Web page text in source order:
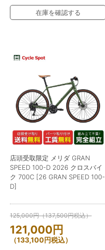
在庫を確認する
店頭受取限定 メリダ GRAN
SPEED 100-D 2026 クロスバイ
ク 700C [26 GRAN SPEED 100-
D]
125,000円（137,500円税込）
121,000円
（133,100円税込）